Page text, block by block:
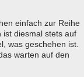
einfach zur Reihe
diesmal stets auf
was geschehen ist.
warten auf den